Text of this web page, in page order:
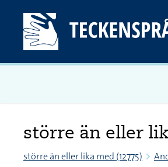
större än eller
större än eller lika med (12775)